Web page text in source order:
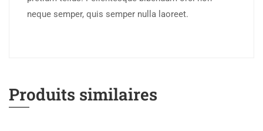
neque semper, quis semper nulla laoreet.
Produits similaires